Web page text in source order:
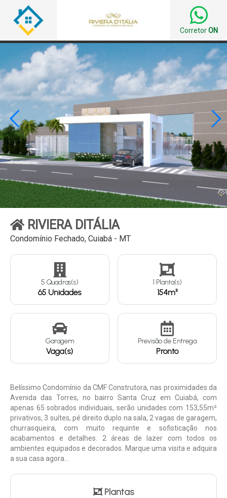
CorretorON
 
RIVIERA DITÁLIA
Condomínio Fechado, Cuiabá - MT
5 Quadras(s)
65 Unidades
1 Planta(s)
154m²
Garagem
Vaga(s)
Previsão de Entrega
Pronto
Belíssimo Condomínio da CMF Construtora, nas proximidades da
Avenida das Torres, no bairro Santa Cruz em Cuiabá, com
apenas 65 sobrados individuais, serão unidades com 153,55m²
privativos, 3 suítes, pé direito duplo na sala, 2 vagas de garagem,
churrasqueira, com muito requinte e sofisticação nos
acabamentos e detalhes. 2 áreas de lazer com todos os
ambientes equipados e decorados. Marque uma visita e adquira
a sua casa agora...
Plantas
Continuar